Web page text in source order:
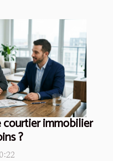
immobilier
?